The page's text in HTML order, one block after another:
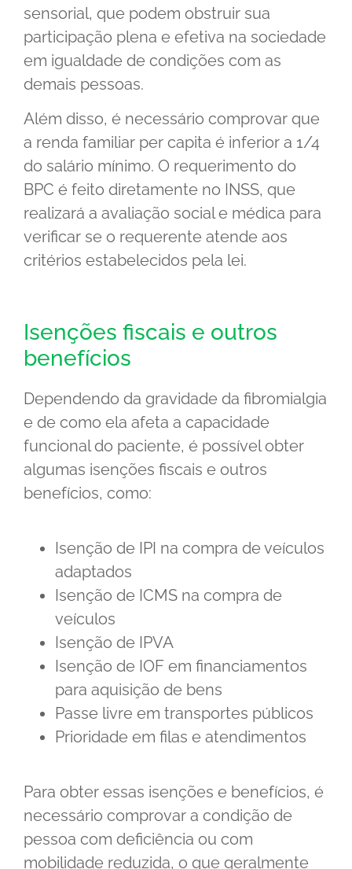
sensorial, que podem obstruir sua
participação plena e efetiva na sociedade
em igualdade de condições com as
demais pessoas.
Além disso, é necessário comprovar que
a renda familiar per capita é inferior a 1/4
do salário mínimo. O requerimento do
BPC é feito diretamente no INSS, que
realizará a avaliação social e médica para
verificar se o requerente atende aos
critérios estabelecidos pela lei.
Isenções fiscais e outros
benefícios
Dependendo da gravidade da fibromialgia
e de como ela afeta a capacidade
funcional do paciente, é possível obter
algumas isenções fiscais e outros
benefícios, como:
Isenção de IPI na compra de veículos
adaptados
Isenção de ICMS na compra de
veículos
Isenção de IPVA
Isenção de IOF em financiamentos
para aquisição de bens
Passe livre em transportes públicos
Prioridade em filas e atendimentos
Para obter essas isenções e benefícios, é
necessário comprovar a condição de
pessoa com deficiência ou com
mobilidade reduzida, o que geralmente